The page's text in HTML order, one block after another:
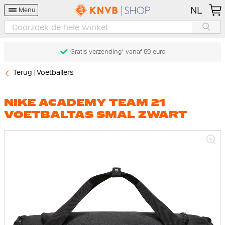
Menu NL
Gratis verzending* vanaf 69 euro
Terug Voetballers
NIKE ACADEMY TEAM 21
VOETBALTAS SMAL ZWART